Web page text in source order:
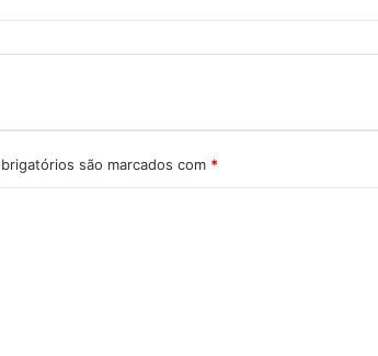
são marcados com *